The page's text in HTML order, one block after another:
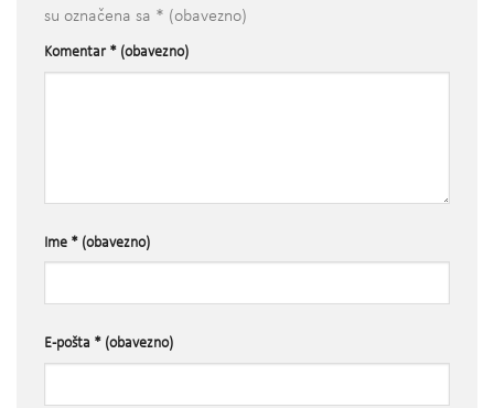
su označena sa * (obavezno)
Komentar * (obavezno)
Ime * (obavezno)
E-pošta * (obavezno)